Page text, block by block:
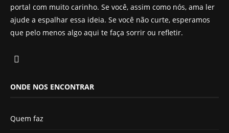
portal com muito carinho. Se você, assim como nós, ama ler
ajude a espalhar essa ideia. Se você não curte, esperamos
que pelo menos algo aqui te faça sorrir ou refletir.
ONDE NOS ENCONTRAR
Quem faz